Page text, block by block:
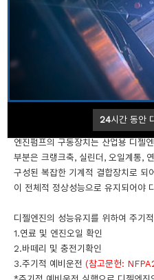
24시간 동안
소방용 엔진펌프는 화재발생 시 비상
으로 성능을 유지하여 화재 시 화재
특징(FEATURE)
축, 임페라 재질은 스테
비의 화재안전기준(NFSC-103) 제5
엔진펌프의 구동장치는 산업용 디젤
부분은 크랭크축, 실린더, 오일계통,
구성된 복잡한 기계적 결합장치로 되
이 전체적 정상성능으로 유지되어야
디젤엔진의 성능유지를 위하여 주기
1.연료 및 엔진오일 확인
2.바떼리 및 충전기확인
3.주기적 예비운전 (참고문헌: